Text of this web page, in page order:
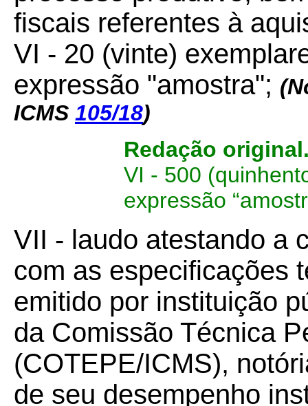
fiscais referentes à
VI - 20 (vinte)
expressão "amostra";
ICMS 105/18)
Redação
VI - 500
expressão
VII - laudo atestando a
com as especificações
emitido por instituição
da Comissão Técnica
(COTEPE/ICMS),
de seu desempenho